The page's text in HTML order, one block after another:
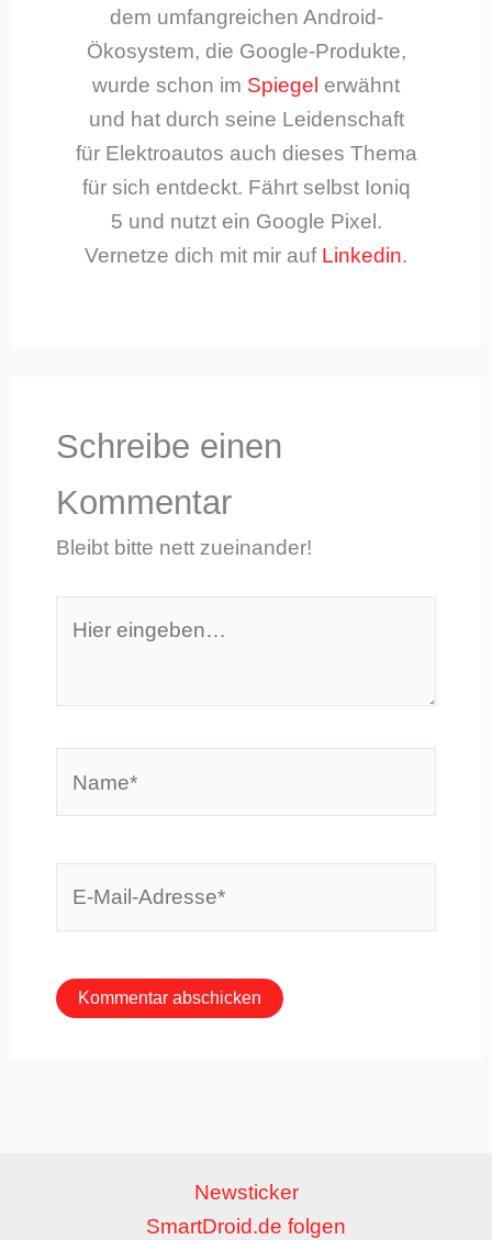
dem umfangreichen Android-
Ökosystem, die Google-Produkte,
wurde schon im Spiegel erwähnt
und hat durch seine Leidenschaft
für Elektroautos auch dieses Thema
für sich entdeckt. Fährt selbst Ioniq
5 und nutzt ein Google Pixel.
Vernetze dich mit mir auf Linkedin.
Schreibe einen
Kommentar
Bleibt bitte nett zueinander!
eingeben…
Newsticker
SmartDroid.de folgen